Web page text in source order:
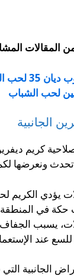
المقالات
الشباب
لحب الشباب
الجانبية
كريم
ونعرضها
يؤدي الكريم
في المنطقة
يسبب
عند
الجانبية